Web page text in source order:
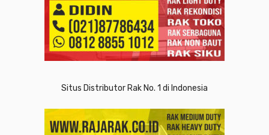
Situs Distributor Rak No. 1 di Indonesia